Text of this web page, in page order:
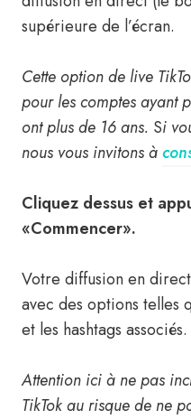
supérieure de l’écran.
Cette option de live
pour les comptes ayant
ont plus de 16 ans. Si
nous vous invitons à
Cliquez dessus et
«Commencer».
Votre diffusion en
avec des options telles
et les hashtags associés.
Attention ici à ne pas
TikTok au risque de ne